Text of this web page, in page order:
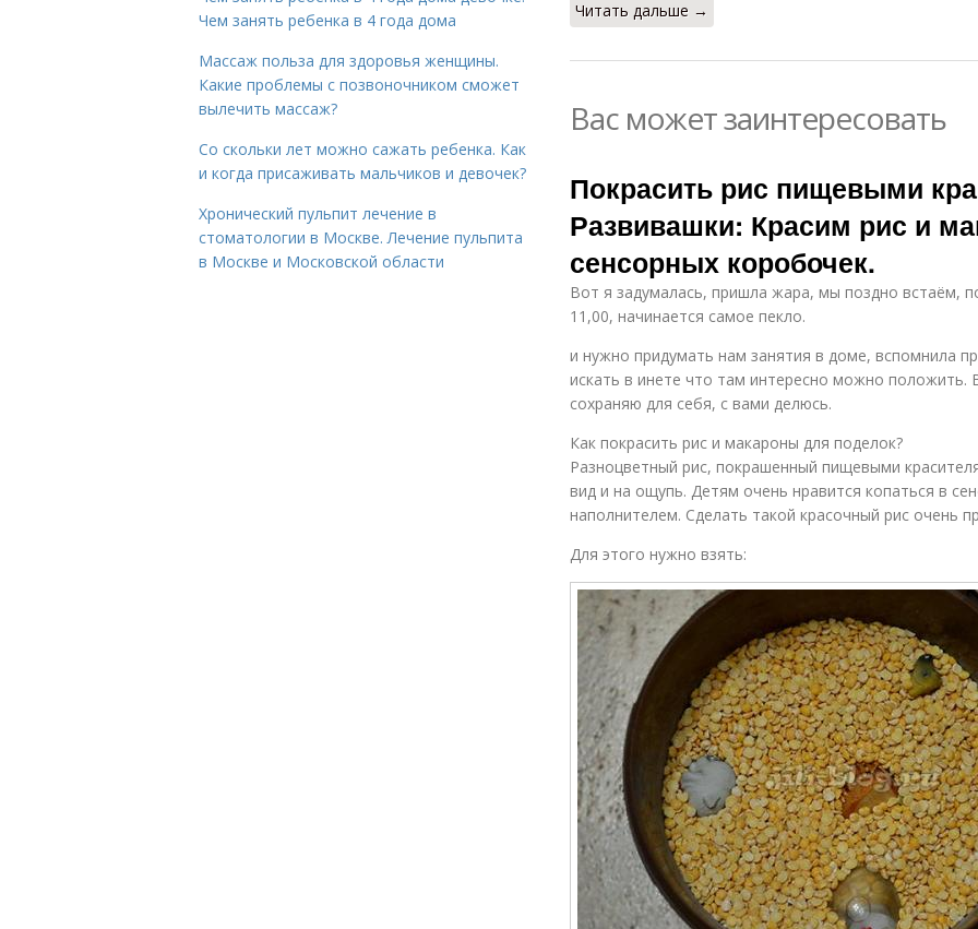
Читать дальше →
Вас может заинтересовать
Покрасить рис пищевыми
Развивашки: Красим рис и
сенсорных коробочек.
Вот я задумалась, пришла жара, мы поздно встаём,
11,00, начинается самое пекло.
и нужно придумать нам занятия в доме, вспомнила
искать в инете что там интересно можно положить.
сохраняю для себя, с вами делюсь.
Как покрасить рис и макароны для поделок?
Разноцветный рис, покрашенный пищевыми
вид и на ощупь. Детям очень нравится копаться в
наполнителем. Сделать такой красочный рис очень
Для этого нужно взять:
Чем занять ребенка в 4 года дома
Массаж польза для здоровья женщины.
Какие проблемы с позвоночником сможет
вылечить массаж?
Со скольки лет можно сажать ребенка. Как
и когда присаживать мальчиков и девочек?
Хронический пульпит лечение в
стоматологии в Москве. Лечение пульпита
в Москве и Московской области